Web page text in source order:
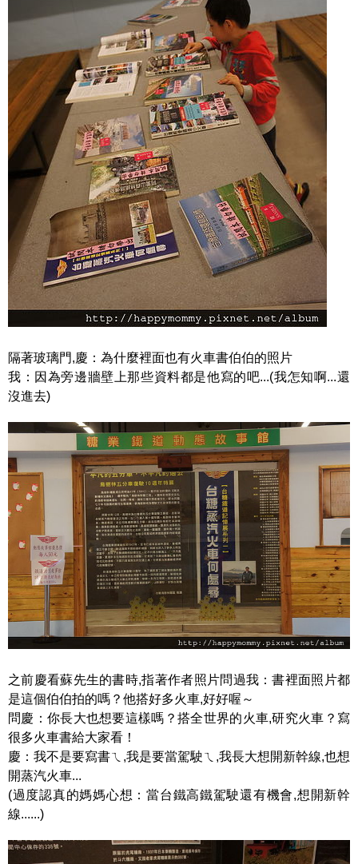
隔著玻璃門,慶：為什麼裡面也有火車書伯伯的照片
我：因為旁邊牆壁上那些資料都是他寫的吧...(我怎知啊...還
沒進去)
之前慶看蘇先生的書時,指著作者照片問過我：書裡面照片都
是這個伯伯拍的嗎？他搭好多火車,好好喔～
問慶：你長大也想要這樣嗎？搭全世界的火車,研究火車？寫
很多火車書給大家看！
慶：我不是要寫書ㄟ,我是要當駕駛ㄟ,我長大想開新幹線,也想
開蒸汽火車...
(過度認真的媽媽心想：當台鐵高鐵駕駛還有機會,想開新幹
線......)